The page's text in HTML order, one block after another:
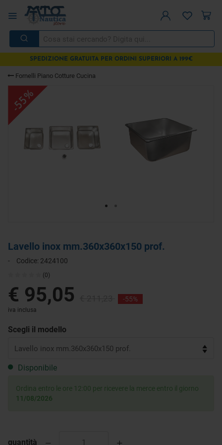
SPEDIZIONE GRATUITA PER ORDINI SUPERIORI A 199€
Fornelli Piano Cotture Cucina
-55%
Lavello inox mm.360x360x150 prof.
- Codice: 2424100
(0)
€ 95,05 -55%
iva inclusa
Scegli il modello
Disponibile
Ordina entro le ore 12:00 per ricevere la merce entro il giorno
11/08/2026
quantità